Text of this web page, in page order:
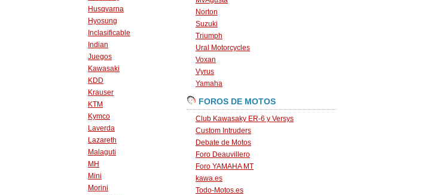
Husqvarna
Hyosung
Inclasificable
Indian
Juegos
Kawasaki
KDD
Krauser
KTM
Kymco
Laverda
Lazareth
Malaguti
MH
Mini
Morini
Norton
Suzuki
Triumph
Ural Motorcycles
Voxan
Vyrus
Yamaha
FOROS DE MOTOS
Club Kawasaky ER-6 y Versys
Custom Intruders
Debate de Motos
Foro Deauvillero
Foro YAMAHA MT
kawa.es
Todo-Motos.es